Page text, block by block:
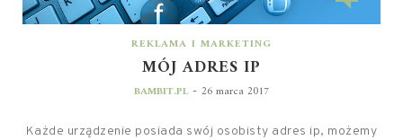
REKLAMA I MARKETING
MÓJ ADRES IP
BAMBIT.PL - 26 marca 2017
Każde urządzenie posiada swój osobisty adres ip, możemy